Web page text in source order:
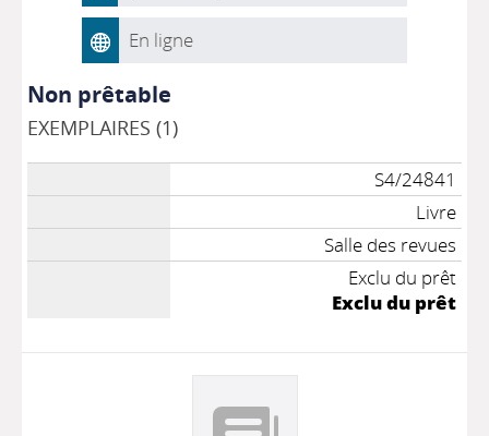
En ligne
Non prêtable
EXEMPLAIRES (1)
S4/24841
Livre
Salle des revues
Exclu du prêt
Exclu du prêt